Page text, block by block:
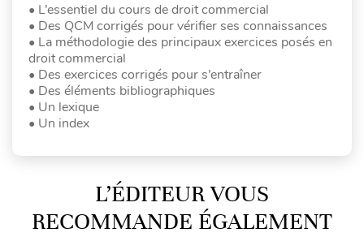
• L’essentiel du cours de droit commercial
• Des QCM corrigés pour vérifier ses connaissances
• La méthodologie des principaux exercices posés en
droit commercial
• Des exercices corrigés pour s’entraîner
• Des éléments bibliographiques
• Un lexique
• Un index
L’ÉDITEUR VOUS
RECOMMANDE ÉGALEMENT